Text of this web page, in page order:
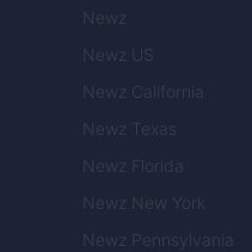
Newz
Newz US
Newz California
Newz Texas
Newz Florida
Newz New York
Newz Pennsylvania